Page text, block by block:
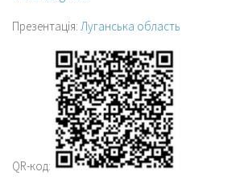
Презентація: Луганська область
QR-код: